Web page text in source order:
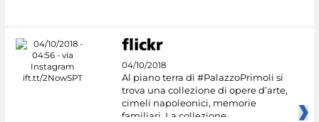
04/10/2018
Al piano terra di #PalazzoPrimoli si
trova una collezione di opere d’arte,
cimeli napoleonici, memorie
familiari. La collezione